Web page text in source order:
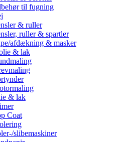
til fugning
& ruller
ruller & spartler
afdækning & masker
& lak
& lak
Coat
slibemaskiner